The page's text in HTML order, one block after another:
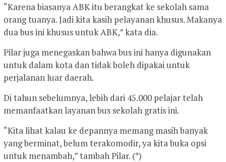
“Karena biasanya ABK itu berangkat ke sekolah sama
orang tuanya. Jadi kita kasih pelayanan khusus. Makanya
dua bus ini khusus untuk ABK,” kata dia.
Pilar juga menegaskan bahwa bus ini hanya digunakan
untuk dalam kota dan tidak boleh dipakai untuk
perjalanan luar daerah.
Di tahun sebelumnya, lebih dari 45.000 pelajar telah
memanfaatkan layanan bus sekolah gratis ini.
“Kita lihat kalau ke depannya memang masih banyak
yang berminat, belum terakomodir, ya kita buka opsi
untuk menambah,” tambah Pilar. (*)